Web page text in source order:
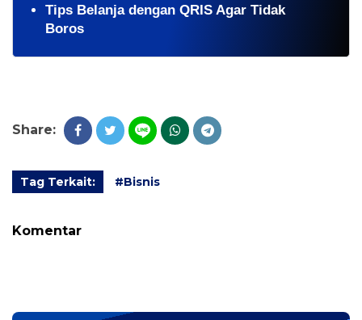
Tips Belanja dengan QRIS Agar Tidak
Boros
Share:
Tag Terkait: #Bisnis
Komentar